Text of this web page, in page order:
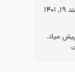
1401
میاد.